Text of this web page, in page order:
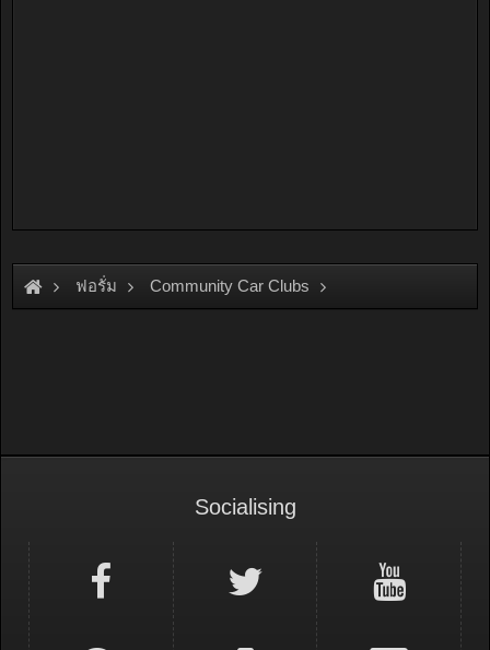
ฟอรั่ม Community Car Clubs
Socialising